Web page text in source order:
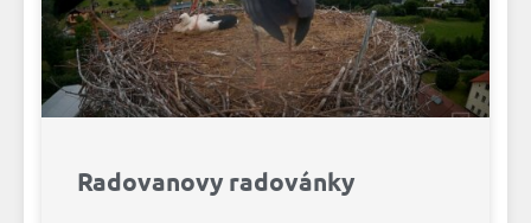
Radovanovy radovánky